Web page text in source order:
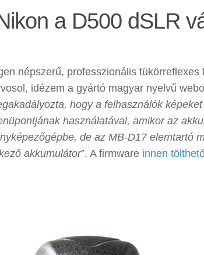
a D500 dSLR
népszerű, professzionális tükörreflexes
idézem a gyártó magyar nyelvű
hogy a felhasználók
használatával, amikor az
de az MB-D17 elemtartó
akkumulátor”. A firmware innen